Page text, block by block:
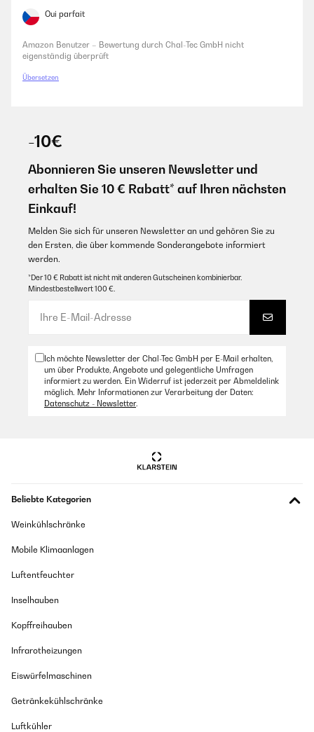
Oui parfait
Amazon Benutzer – Bewertung durch Chal-Tec GmbH nicht
eigenständig überprüft
Übersetzen
-10€
Abonnieren Sie unseren Newsletter und
erhalten Sie 10 € Rabatt* auf Ihren nächsten
Einkauf!
Melden Sie sich für unseren Newsletter an und gehören Sie zu
den Ersten, die über kommende Sonderangebote informiert
werden.
*Der 10 € Rabatt ist nicht mit anderen Gutscheinen kombinierbar.
Mindestbestellwert 100 €.
Ich möchte Newsletter der Chal-Tec GmbH per E-Mail erhalten,
um über Produkte, Angebote und gelegentliche Umfragen
informiert zu werden. Ein Widerruf ist jederzeit per Abmeldelink
möglich. Mehr Informationen zur Verarbeitung der Daten:
Datenschutz - Newsletter.
Beliebte Kategorien
Weinkühlschränke
Mobile Klimaanlagen
Luftentfeuchter
Inselhauben
Kopffreihauben
Infrarotheizungen
Eiswürfelmaschinen
Getränkekühlschränke
Luftkühler